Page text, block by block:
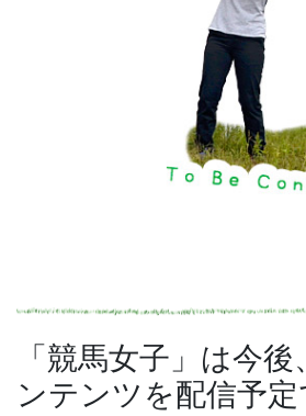
「競馬女子」は今
ンテンツを配信予